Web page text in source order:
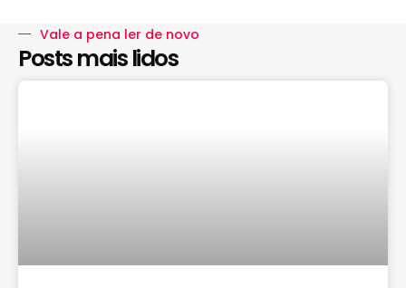
Vale a pena ler de novo
Posts mais lidos